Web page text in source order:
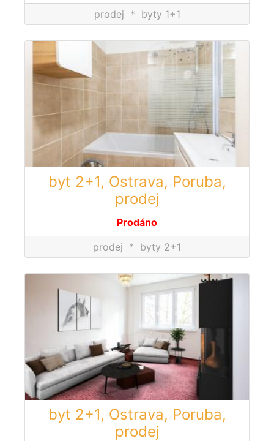
prodej * byty 1+1
byt 2+1, Ostrava, Poruba,
prodej
Prodáno
prodej * byty 2+1
byt 2+1, Ostrava, Poruba,
prodej